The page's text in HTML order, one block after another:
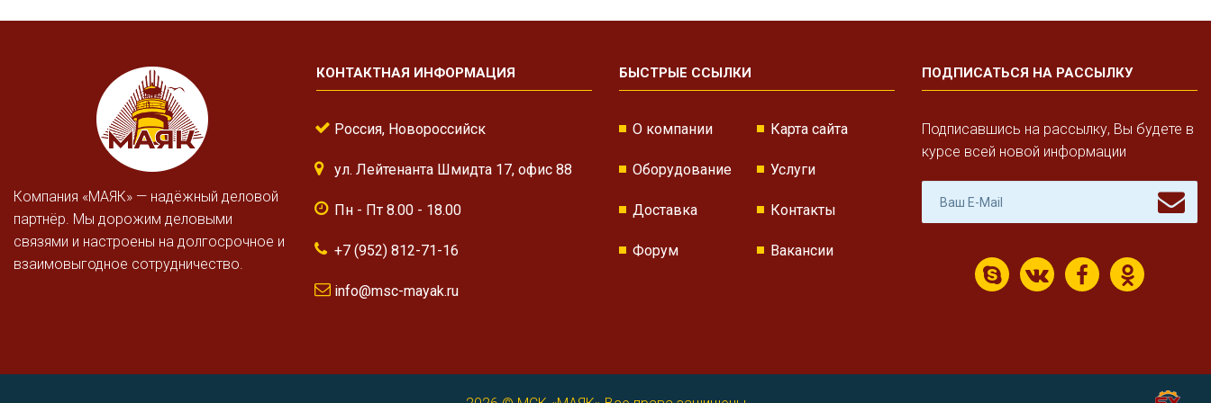
Компания «МАЯК» — надёжный деловой
партнёр. Мы дорожим деловыми
связями и настроены на долгосрочное и
взаимовыгодное сотрудничество.
КОНТАКТНАЯ ИНФОРМАЦИЯ
Россия, Новороссийск
ул. Лейтенанта Шмидта 17, офис 88
Пн - Пт 8.00 - 18.00
+7 (952) 812-71-16
info@msc-mayak.ru
БЫСТРЫЕ ССЫЛКИ
О компании Карта сайта
Оборудование Услуги
Доставка Контакты
Форум Вакансии
ПОДПИСАТЬСЯ НА РАССЫЛКУ
Подписавшись на рассылку, Вы будете в
курсе всей новой информации